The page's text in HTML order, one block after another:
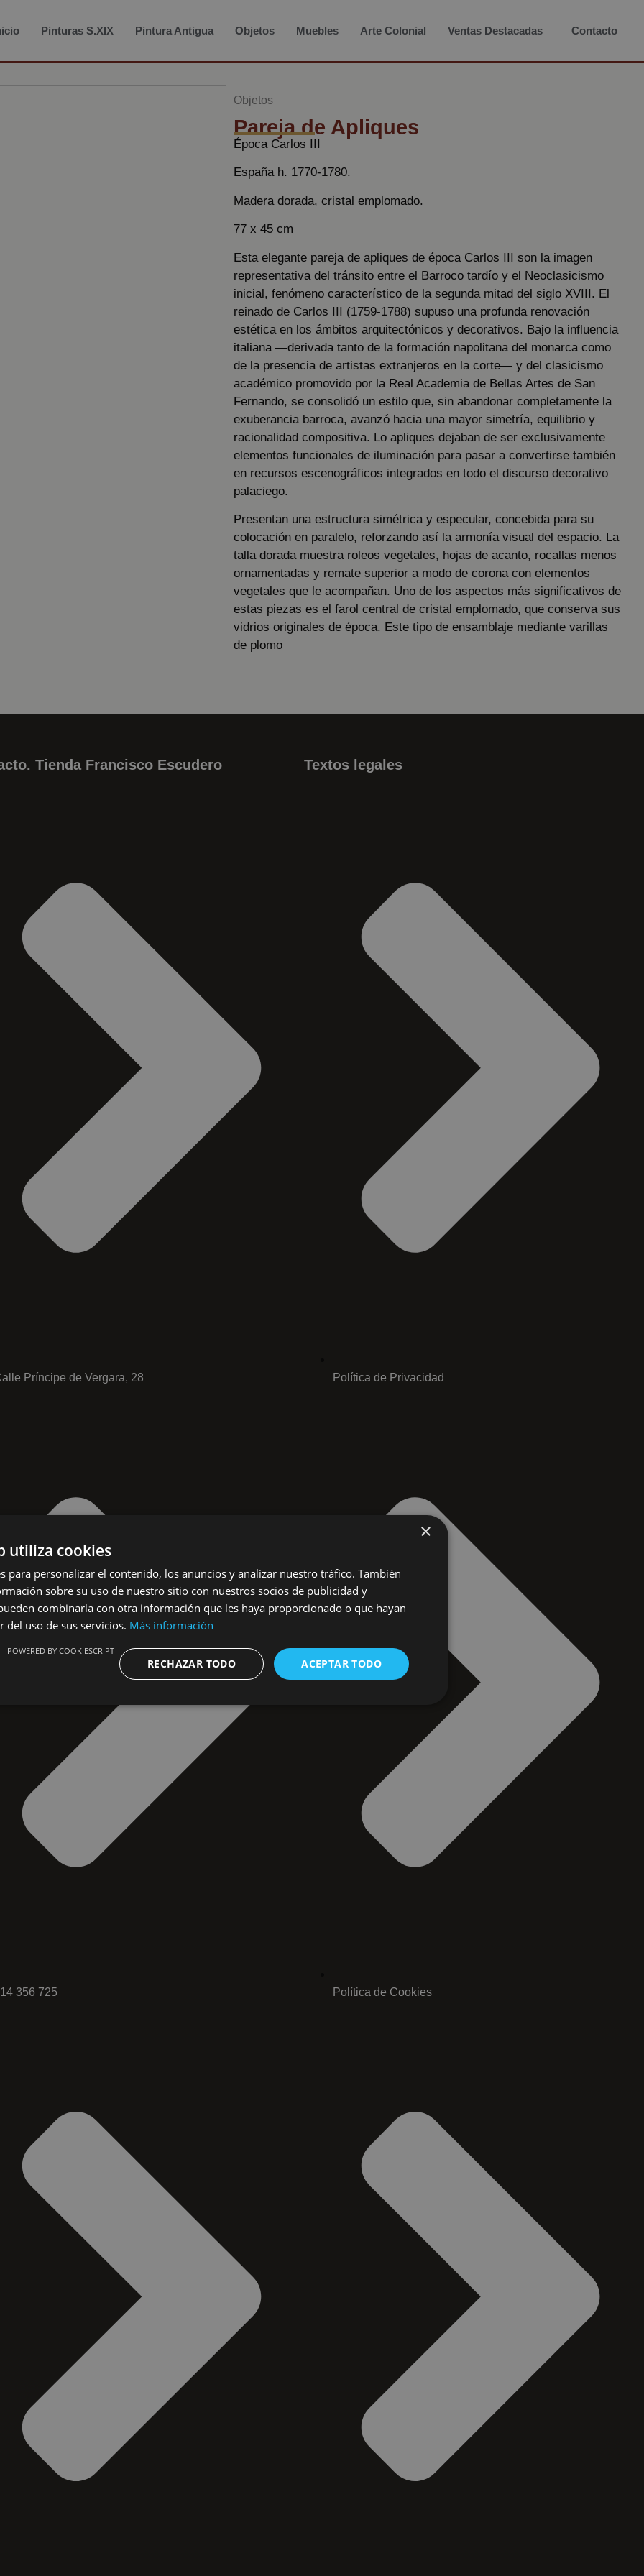
Pinturas S.XIX Pintura Antigua Objetos Muebles Arte Colonial Ventas Destacadas Contacto
Objetos
Pareja de Apliques
Época Carlos III
España h. 1770-1780.
Madera dorada, cristal emplomado.
77 x 45 cm
Esta elegante pareja de apliques de época Carlos III son la imagen
representativa del tránsito entre el Barroco tardío y el Neoclasicismo
inicial, fenómeno característico de la segunda mitad del siglo XVIII. El
reinado de Carlos III (1759-1788) supuso una profunda renovación
estética en los ámbitos arquitectónicos y decorativos. Bajo la influencia
italiana —derivada tanto de la formación napolitana del monarca como
de la presencia de artistas extranjeros en la corte— y del clasicismo
académico promovido por la Real Academia de Bellas Artes de San
Fernando, se consolidó un estilo que, sin abandonar completamente la
exuberancia barroca, avanzó hacia una mayor simetría, equilibrio y
racionalidad compositiva. Lo apliques dejaban de ser exclusivamente
elementos funcionales de iluminación para pasar a convertirse también
en recursos escenográficos integrados en todo el discurso decorativo
palaciego.
Presentan una estructura simétrica y especular, concebida para su
colocación en paralelo, reforzando así la armonía visual del espacio. La
talla dorada muestra roleos vegetales, hojas de acanto, rocallas menos
ornamentadas y remate superior a modo de corona con elementos
vegetales que le acompañan. Uno de los aspectos más significativos de
estas piezas es el farol central de cristal emplomado, que conserva sus
vidrios originales de época. Este tipo de ensamblaje mediante varillas
de plomo
Tienda Francisco Escudero
Príncipe de Vergara, 28
356 725
Textos legales
Política de Privacidad
Política de Cookies
×
utiliza cookies
para personalizar el contenido, los anuncios y analizar nuestro tráfico. También
sobre su uso de nuestro sitio con nuestros socios de publicidad y
combinarla con otra información que les haya proporcionado o que hayan
del uso de sus servicios. Más información
ACEPTAR TODO
RECHAZAR TODO
POWERED BY COOKIESCRIPT